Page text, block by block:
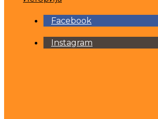
Facebook
Instagram